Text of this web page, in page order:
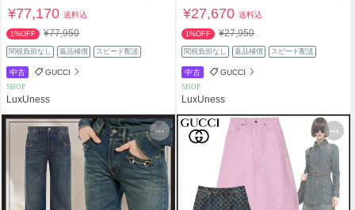
¥77,170送料込
1%OFF ¥77,950
関税負担なし 返品補償 スピード配送
中古 GUCCI
SHOP
LuxUness
¥27,670送料込
1%OFF ¥27,950
関税負担なし 返品補償 スピード配送
中古 GUCCI
SHOP
LuxUness